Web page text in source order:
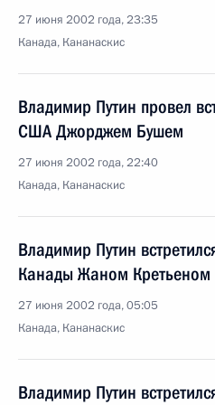
27 июня 2002 года, 23:35
Канада, Кананаскис
Владимир Путин провел
США Джорджем Бушем
27 июня 2002 года, 22:40
Канада, Кананаскис
Владимир Путин
Канады Жаном Кретьеном
27 июня 2002 года, 05:05
Канада, Кананаскис
Владимир Путин